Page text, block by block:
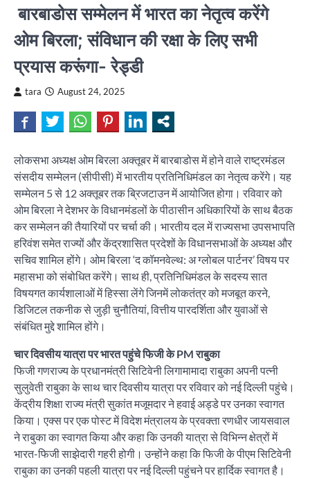
बारबाडोस सम्मेलन में भारत का नेतृत्व करेंगे
ओम बिरला; संविधान की रक्षा के लिए सभी
प्रयास करूंगा- रेड्डी
tara August 24, 2025
लोकसभा अध्यक्ष ओम बिरला अक्तूबर में बारबाडोस में होने वाले राष्ट्रमंडल
संसदीय सम्मेलन (सीपीसी) में भारतीय प्रतिनिधिमंडल का नेतृत्व करेंगे। यह
सम्मेलन 5 से 12 अक्तूबर तक ब्रिजटाउन में आयोजित होगा। रविवार को
ओम बिरला ने देशभर के विधानमंडलों के पीठासीन अधिकारियों के साथ बैठक
कर सम्मेलन की तैयारियों पर चर्चा की। भारतीय दल में राज्यसभा उपसभापति
हरिवंश समेत राज्यों और केंद्रशासित प्रदेशों के विधानसभाओं के अध्यक्ष और
सचिव शामिल होंगे। ओम बिरला ‘द कॉमनवेल्थ: अ ग्लोबल पार्टनर’ विषय पर
महासभा को संबोधित करेंगे। साथ ही, प्रतिनिधिमंडल के सदस्य सात
विषयगत कार्यशालाओं में हिस्सा लेंगे जिनमें लोकतंत्र को मजबूत करने,
डिजिटल तकनीक से जुड़ी चुनौतियां, वित्तीय पारदर्शिता और युवाओं से
संबंधित मुद्दे शामिल होंगे।
चार दिवसीय यात्रा पर भारत पहुंचे फिजी के PM राबुका
फिजी गणराज्य के प्रधानमंत्री सिटिवेनी लिगामामादा राबुका अपनी पत्नी
सुलुवेती राबुका के साथ चार दिवसीय यात्रा पर रविवार को नई दिल्ली पहुंचे।
केंद्रीय शिक्षा राज्य मंत्री सुकांत मजूमदार ने हवाई अड्डे पर उनका स्वागत
किया। एक्स पर एक पोस्ट में विदेश मंत्रालय के प्रवक्ता रणधीर जायसवाल
ने राबुका का स्वागत किया और कहा कि उनकी यात्रा से विभिन्न क्षेत्रों में
भारत-फिजी साझेदारी गहरी होगी। उन्होंने कहा कि फिजी के पीएम सिटिवेनी
राबुका का उनकी पहली यात्रा पर नई दिल्ली पहुंचने पर हार्दिक स्वागत है।